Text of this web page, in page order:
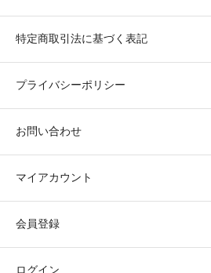
特定商取引法に基づく表記
プライバシーポリシー
お問い合わせ
マイアカウント
会員登録
ログイン